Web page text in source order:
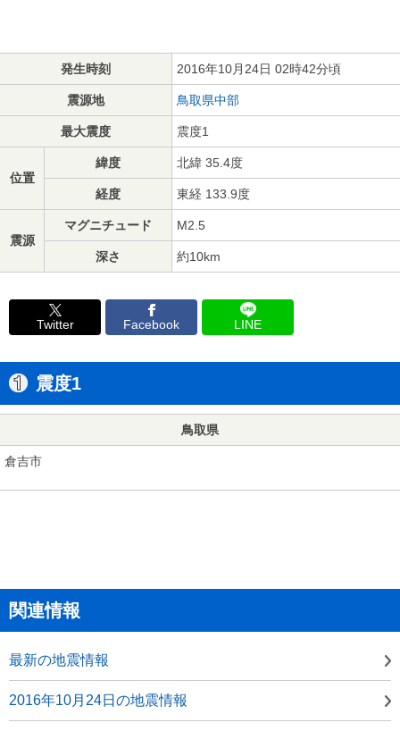
発生時刻 2016年10月24日 02時42分頃
震源地 鳥取県中部
最大震度 震度1
位置
緯度 北緯 35.4度
経度 東経 133.9度
震源
マグニチュード M2.5
深さ 約10km
Twitter Facebook LINE
震度1
鳥取県
倉吉市
関連情報
最新の地震情報
2016年10月24日の地震情報